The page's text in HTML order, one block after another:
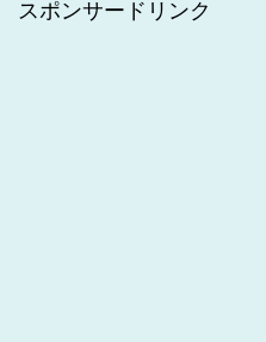
スポンサードリンク